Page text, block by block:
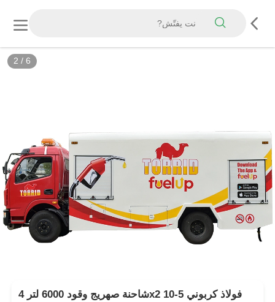
3 / 6
شاحنة صهريج وقود 6000 لتر 4x2 فولاذ كربوني 5-10